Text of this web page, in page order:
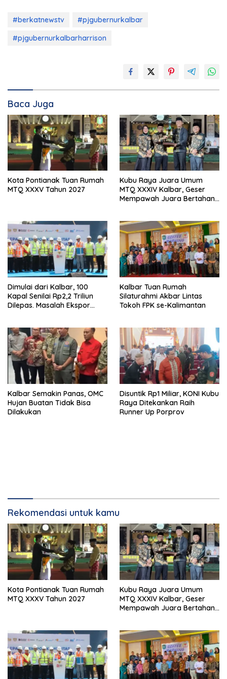
#berkatnewstv
#pjgubernurkalbar
#pjgubernurkalbarharrison
Baca Juga
Kota Pontianak Tuan Rumah
MTQ XXXV Tahun 2027
Kubu Raya Juara Umum
MTQ XXXIV Kalbar, Geser
Mempawah Juara Bertahan
Dimulai dari Kalbar, 100
Kapal Senilai Rp2,2 Triliun
Dilepas. Masalah Ekspor
Kalbar Tuan Rumah
Silaturahmi Akbar Lintas
Tokoh FPK se-Kalimantan
Kalbar Semakin Panas, OMC
Hujan Buatan Tidak Bisa
Dilakukan
Disuntik Rp1 Miliar, KONI Kubu
Raya Ditekankan Raih
Runner Up Porprov
Rekomendasi untuk kamu
Kota Pontianak Tuan Rumah
MTQ XXXV Tahun 2027
Kubu Raya Juara Umum
MTQ XXXIV Kalbar, Geser
Mempawah Juara Bertahan